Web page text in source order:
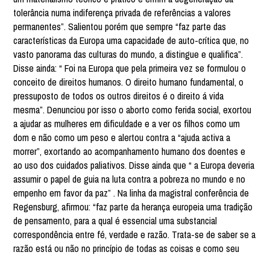
tolerância numa indiferença privada de referências a valores
permanentes”. Salientou porém que sempre “faz parte das
características da Europa uma capacidade de auto-crítica que, no
vasto panorama das culturas do mundo, a distingue e qualifica”.
Disse ainda: “ Foi na Europa que pela primeira vez se formulou o
conceito de direitos humanos. O direito humano fundamental, o
pressuposto de todos os outros direitos é o direito á vida
mesma”. Denunciou por isso o aborto como ferida social, exortou
a ajudar as mulheres em dificuldade e a ver os filhos como um
dom e não como um peso e alertou contra a “ajuda activa a
morrer”, exortando ao acompanhamento humano dos doentes e
ao uso dos cuidados paliativos. Disse ainda que “ a Europa deveria
assumir o papel de guia na luta contra a pobreza no mundo e no
empenho em favor da paz” . Na linha da magistral conferência de
Regensburg, afirmou: “faz parte da herança europeia uma tradição
de pensamento, para a qual é essencial uma substancial
correspondência entre fé, verdade e razão. Trata-se de saber se a
razão está ou não no princípio de todas as coisas e como seu